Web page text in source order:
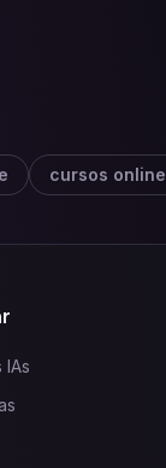
cursos online
IAs